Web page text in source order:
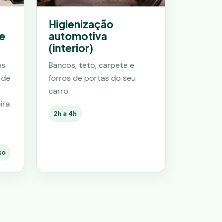
Higienização
automotiva
(interior)
Bancos, teto, carpete e
forros de portas do seu
carro.
2h a 4h